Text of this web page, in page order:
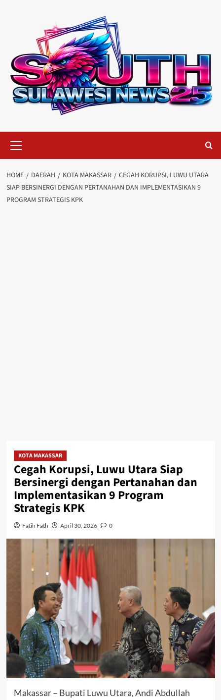
Menu
HOME DAERAH KOTA MAKASSAR
CEGAH KORUPSI, LUWU UTARA
SIAP BERSINERGI DENGAN PERTANAHAN DAN IMPLEMENTASIKAN 9
PROGRAM STRATEGIS KPK
KOTA MAKASSAR
Cegah Korupsi, Luwu Utara Siap
Bersinergi dengan Pertanahan dan
Implementasikan 9 Program
Strategis KPK
Fatih Fath April 30, 2026 0
Makassar – Bupati Luwu Utara, Andi Abdullah